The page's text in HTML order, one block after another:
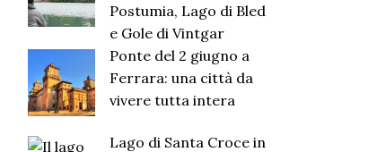
Postumia, Lago di Bled
e Gole di Vintgar
Ponte del 2 giugno a
Ferrara: una città da
vivere tutta intera
Lago di Santa Croce in